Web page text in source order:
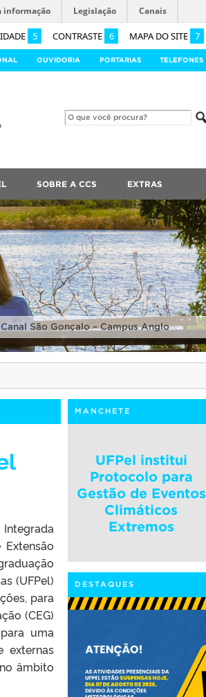
5 CONTRASTE 6 MAPA DO SITE 7
informação Legislação Canais
OUVIDORIA PORTARIAS TELEFONES
SOBRE A CCS EXTRAS
São Gonçalo – Campus Anglo
(UFPel)
para
(CEG)
uma
externas
âmbito
MANCHETE
UFPel institui
Protocolo para
Gestão de Eventos
Climáticos
Extremos
DESTAQUES